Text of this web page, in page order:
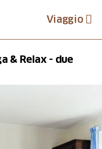
Viaggio
& Relax - due